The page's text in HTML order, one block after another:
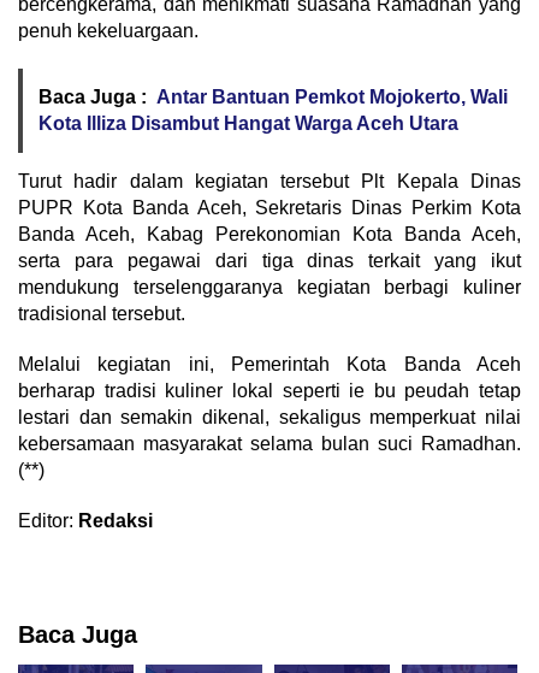
bercengkerama, dan menikmati suasana Ramadhan yang
penuh kekeluargaan.
Baca Juga : Antar Bantuan Pemkot Mojokerto, Wali
Kota Illiza Disambut Hangat Warga Aceh Utara
Turut hadir dalam kegiatan tersebut Plt Kepala Dinas
PUPR Kota Banda Aceh, Sekretaris Dinas Perkim Kota
Banda Aceh, Kabag Perekonomian Kota Banda Aceh,
serta para pegawai dari tiga dinas terkait yang ikut
mendukung terselenggaranya kegiatan berbagi kuliner
tradisional tersebut.
Melalui kegiatan ini, Pemerintah Kota Banda Aceh
berharap tradisi kuliner lokal seperti ie bu peudah tetap
lestari dan semakin dikenal, sekaligus memperkuat nilai
kebersamaan masyarakat selama bulan suci Ramadhan.
(**)
Editor: Redaksi
Baca Juga